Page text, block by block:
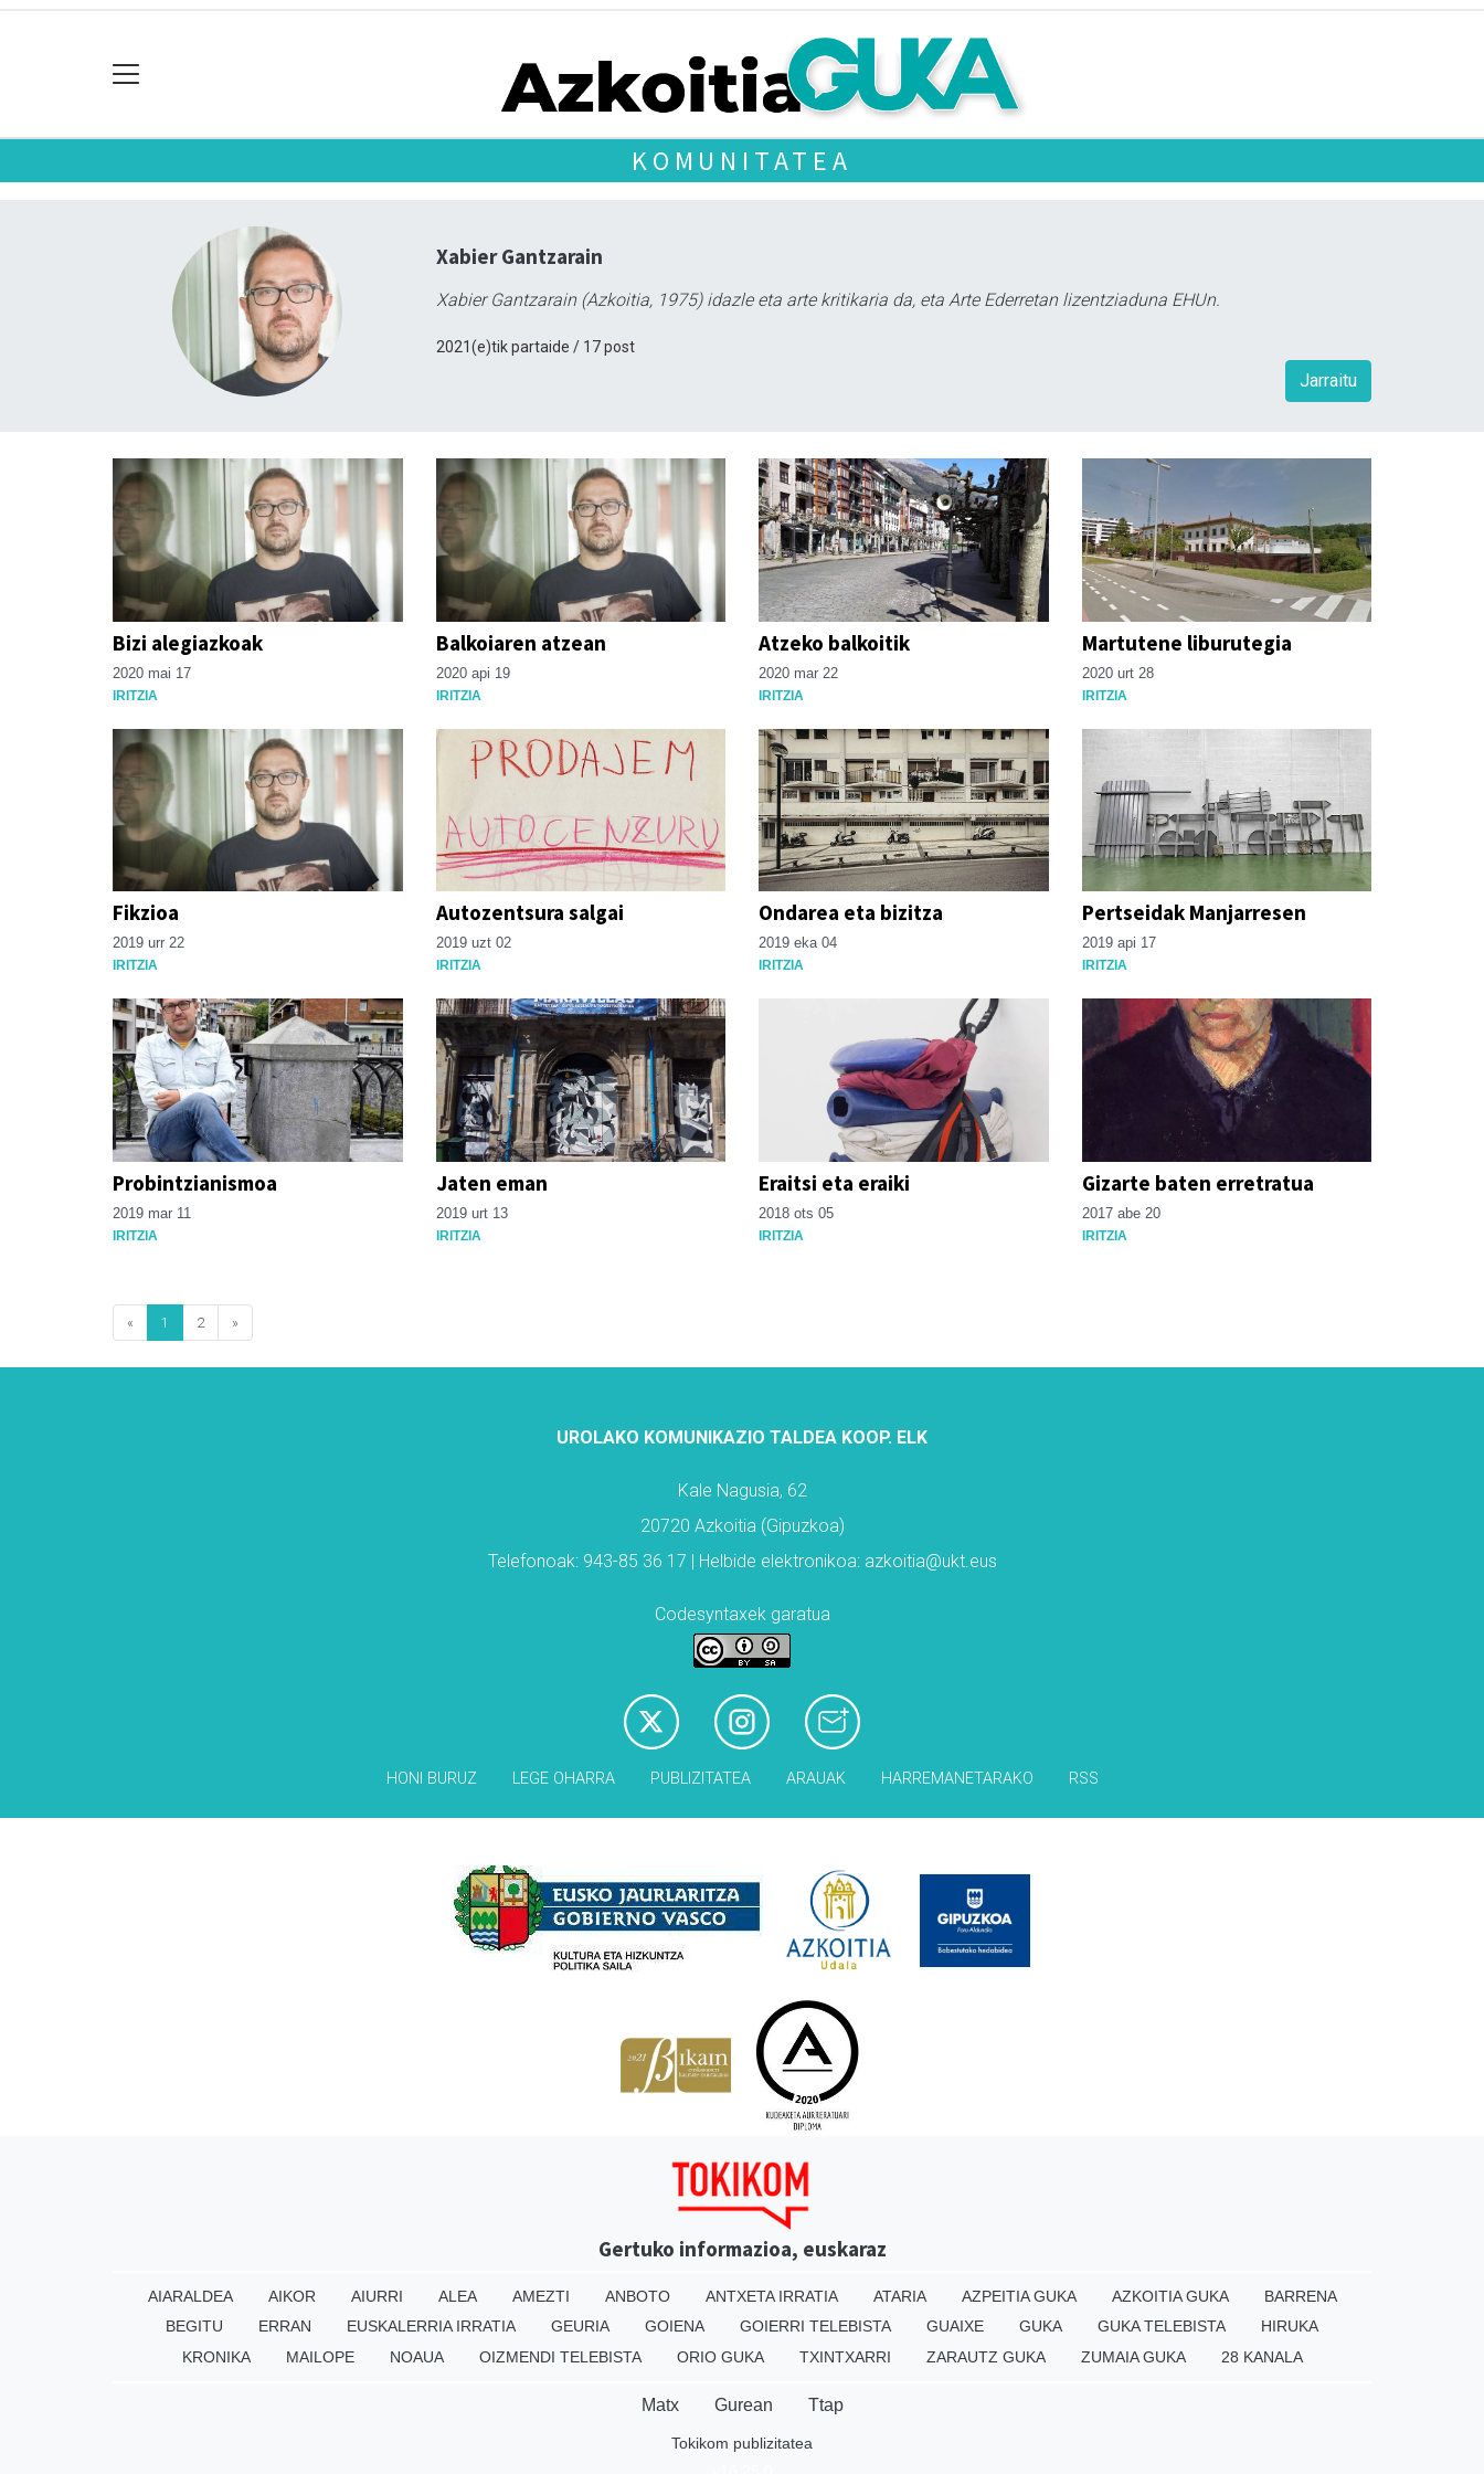
KOMUNITATEA
Xabier Gantzarain
Xabier Gantzarain (Azkoitia, 1975) idazle eta arte kritikaria da, eta Arte Ederretan lizentziaduna EHUn.
2021(e)tik partaide / 17 post
Jarraitu
Bizi alegiazkoak
2020 mai 17
IRITZIA
Balkoiaren atzean
2020 api 19
IRITZIA
Atzeko balkoitik
2020 mar 22
IRITZIA
Martutene liburutegia
2020 urt 28
IRITZIA
Fikzioa
2019 urr 22
IRITZIA
Autozentsura salgai
2019 uzt 02
IRITZIA
Ondarea eta bizitza
2019 eka 04
IRITZIA
Pertseidak Manjarresen
2019 api 17
IRITZIA
Probintzianismoa
2019 mar 11
IRITZIA
Jaten eman
2019 urt 13
IRITZIA
Eraitsi eta eraiki
2018 ots 05
IRITZIA
Gizarte baten erretratua
2017 abe 20
IRITZIA
« 1 2 »
UROLAKO KOMUNIKAZIO TALDEA KOOP. ELK
Kale Nagusia, 62
20720 Azkoitia (Gipuzkoa)
Telefonoak: 943-85 36 17 | Helbide elektronikoa: azkoitia@ukt.eus
Codesyntaxek garatua
HONI BURUZ LEGE OHARRA PUBLIZITATEA ARAUAK HARREMANETARAKO RSS
Gertuko informazioa, euskaraz
AIARALDEA AIKOR AIURRI ALEA AMEZTI ANBOTO ANTXETA IRRATIA ATARIA AZPEITIA GUKA AZKOITIA GUKA
BARRENA
BEGITU
ERRAN EUSKALERRIA IRRATIA GEURIA GOIENA GOIERRI TELEBISTA GUAIXE GUKA GUKA TELEBISTA
HIRUKA
KRONIKA
MAILOPE NOAUA OIZMENDI TELEBISTA ORIO GUKA TXINTXARRI ZARAUTZ GUKA ZUMAIA GUKA 28 KANALA
Matx Gurean Ttap
Tokikom publizitatea